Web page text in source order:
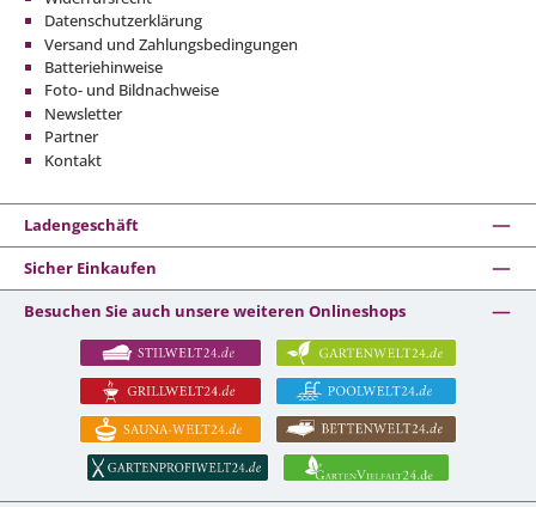
Datenschutzerklärung
Versand und Zahlungsbedingungen
Batteriehinweise
Foto- und Bildnachweise
Newsletter
Partner
Kontakt
Ladengeschäft
Sicher Einkaufen
Besuchen Sie auch unsere weiteren Onlineshops